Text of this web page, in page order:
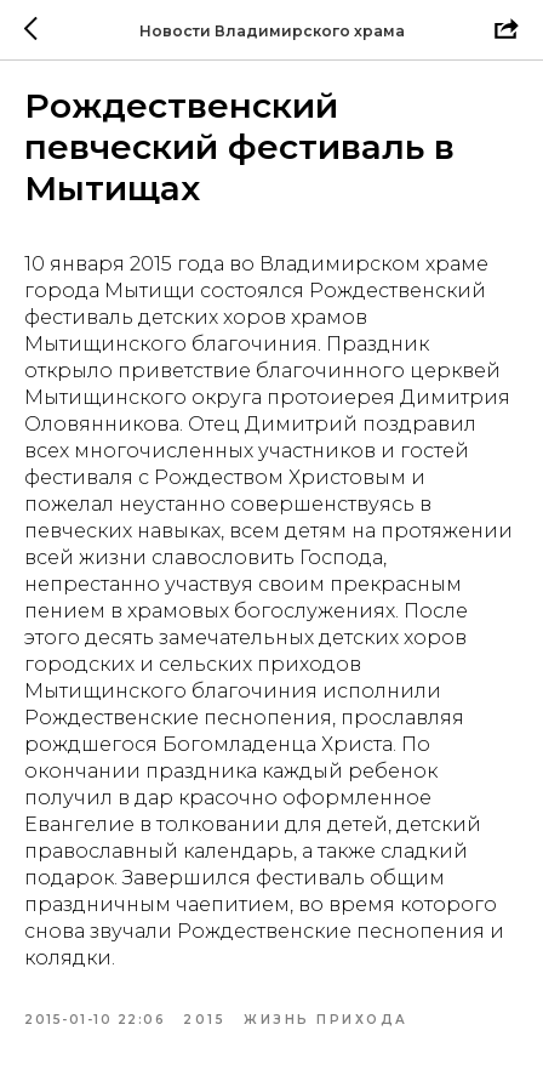
Новости Владимирского храма
Рождественский
певческий фестиваль в
Мытищах
10 января 2015 года во Владимирском храме
города Мытищи состоялся Рождественский
фестиваль детских хоров храмов
Мытищинского благочиния. Праздник
открыло приветствие благочинного церквей
Мытищинского округа протоиерея Димитрия
Оловянникова. Отец Димитрий поздравил
всех многочисленных участников и гостей
фестиваля с Рождеством Христовым и
пожелал неустанно совершенствуясь в
певческих навыках, всем детям на протяжении
всей жизни славословить Господа,
непрестанно участвуя своим прекрасным
пением в храмовых богослужениях. После
этого десять замечательных детских хоров
городских и сельских приходов
Мытищинского благочиния исполнили
Рождественские песнопения, прославляя
рождшегося Богомладенца Христа. По
окончании праздника каждый ребенок
получил в дар красочно оформленное
Евангелие в толковании для детей, детский
православный календарь, а также сладкий
подарок. Завершился фестиваль общим
праздничным чаепитием, во время которого
снова звучали Рождественские песнопения и
колядки.
2015-01-10 22:06 2015 ЖИЗНЬ ПРИХОДА